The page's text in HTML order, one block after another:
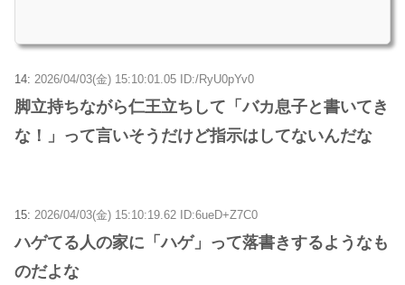
14: 2026/04/03(金) 15:10:01.05 ID:/RyU0pYv0
脚立持ちながら仁王立ちして「バカ息子と書いてき
な！」って言いそうだけど指示はしてないんだな
15: 2026/04/03(金) 15:10:19.62 ID:6ueD+Z7C0
ハゲてる人の家に「ハゲ」って落書きするようなも
のだよな